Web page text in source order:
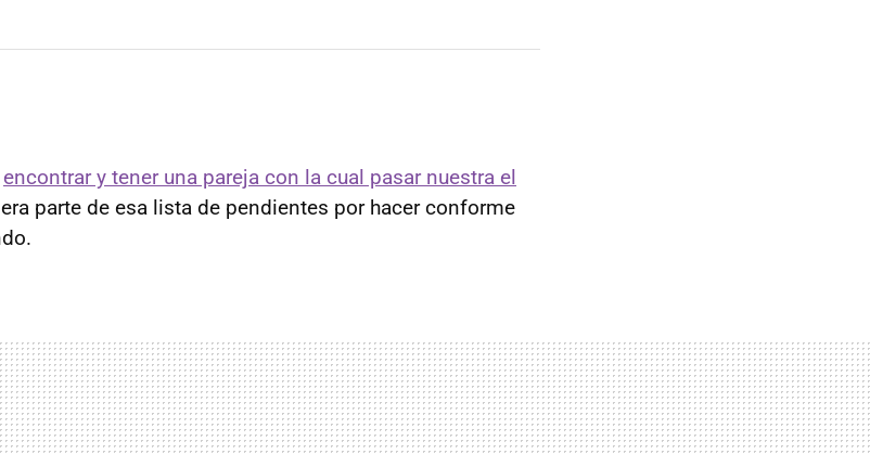
encontrar y tener una pareja con la cual pasar nuestra el
era parte de esa lista de pendientes por hacer conforme